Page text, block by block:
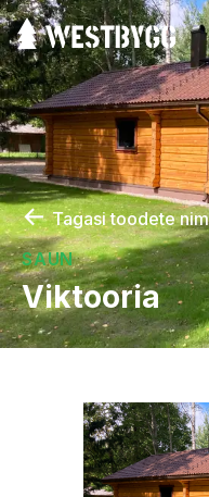
← Tagasi toodete
SAUN
Viktooria